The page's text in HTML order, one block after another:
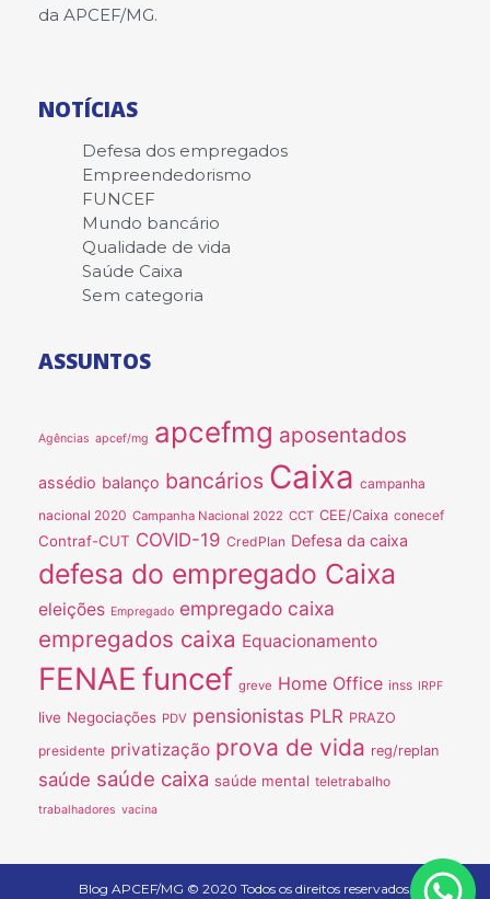
da APCEF/MG.
NOTÍCIAS
Defesa dos empregados
Empreendedorismo
FUNCEF
Mundo bancário
Qualidade de vida
Saúde Caixa
Sem categoria
ASSUNTOS
Agências apcef/mg apcefmg aposentados
assédio balanço bancários Caixa campanha
nacional 2020 Campanha Nacional 2022 CCT CEE/Caixa conecef
Contraf-CUT COVID-19 CredPlan Defesa da caixa
defesa do empregado Caixa
eleições Empregado empregado caixa
empregados caixa Equacionamento
FENAE funcef greve Home Office inss IRPF
live Negociações PDV pensionistas PLR PRAZO
presidente privatização prova de vida reg/replan
saúde saúde caixa saúde mental teletrabalho
trabalhadores vacina
Blog APCEF/MG © 2020 Todos os direitos reservados.